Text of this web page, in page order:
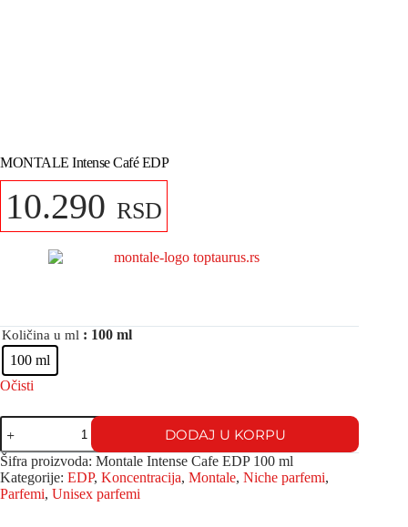
MONTALE Intense Café EDP
10.290 RSD
Količina u ml : 100 ml
100 ml
Očisti
DODAJ U KORPU
Šifra proizvoda: Montale Intense Cafe EDP 100 ml
Kategorije: EDP, Koncentracija, Montale, Niche parfemi,
Parfemi, Unisex parfemi